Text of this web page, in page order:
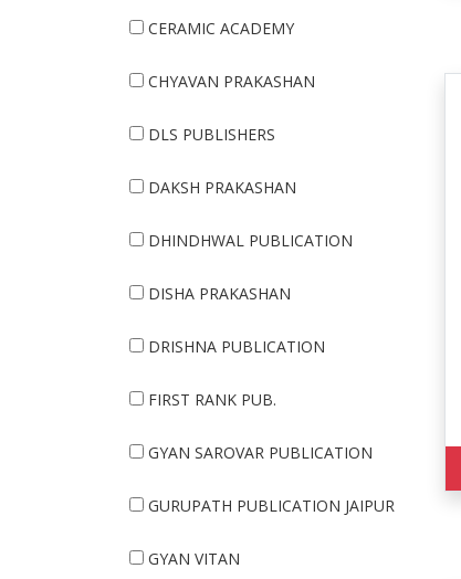
CERAMIC ACADEMY
CHYAVAN PRAKASHAN
DLS PUBLISHERS
DAKSH PRAKASHAN
DHINDHWAL PUBLICATION
DISHA PRAKASHAN
DRISHNA PUBLICATION
FIRST RANK PUB.
GYAN SAROVAR PUBLICATION
GURUPATH PUBLICATION JAIPUR
GYAN VITAN